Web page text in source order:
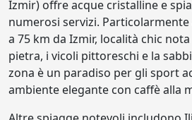
Izmir) offre acque cristalline e
numerosi servizi. Particolarmente
a 75 km da Izmir, località chic
pietra, i vicoli pittoreschi e la
zona è un paradiso per gli sport
ambiente elegante con caffè alla